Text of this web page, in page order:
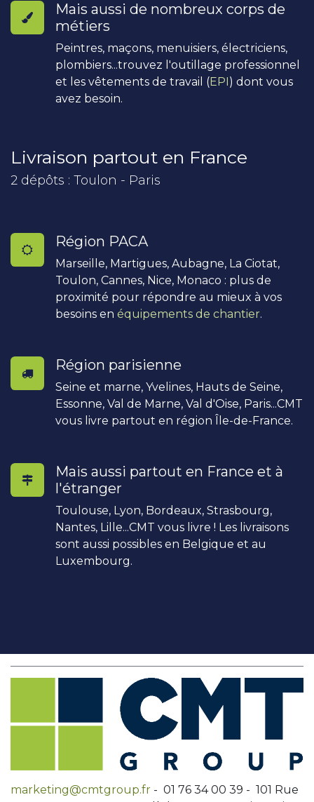
Mais aussi de nombreux corps de
métiers
Peintres, maçons, menuisiers, électriciens,
plombiers...trouvez l'outillage professionnel
et les vêtements de travail (EPI ) dont vous
avez besoin.
Livraison partout en France
2 dépôts : Toulon - Paris
Région PACA
Marseille, Martigues, Aubagne, La Ciotat,
Toulon, Cannes, Nice, Monaco : plus de
proximité pour répondre au mieux à vos
besoins en équipements de chantier.
Région parisienne
Seine et marne, Yvelines, Hauts de Seine,
Essonne, Val de Marne, Val d'Oise, Paris...CMT
vous livre partout en région Île-de-France.
Mais aussi partout en France et à
l'étranger
Toulouse, Lyon, Bordeaux, Strasbourg,
Nantes, Lille...CMT vous livre ! Les livraisons
sont aussi possibles en Belgique et au
Luxembourg.
marketing@cmtgroup.fr - 01 76 34 00 39 - 101 Rue